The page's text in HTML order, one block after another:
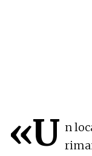
«U n